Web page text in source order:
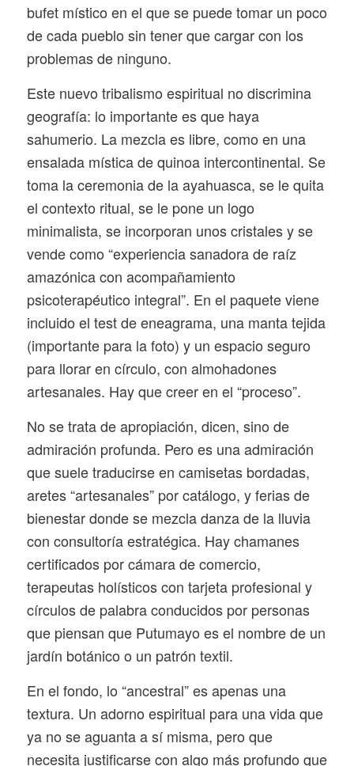
bufet místico en el que se puede tomar un poco
de cada pueblo sin tener que cargar con los
problemas de ninguno.
Este nuevo tribalismo espiritual no discrimina
geografía: lo importante es que haya
sahumerio. La mezcla es libre, como en una
ensalada mística de quinoa intercontinental. Se
toma la ceremonia de la ayahuasca, se le quita
el contexto ritual, se le pone un logo
minimalista, se incorporan unos cristales y se
vende como “experiencia sanadora de raíz
amazónica con acompañamiento
psicoterapéutico integral”. En el paquete viene
incluido el test de eneagrama, una manta tejida
(importante para la foto) y un espacio seguro
para llorar en círculo, con almohadones
artesanales. Hay que creer en el “proceso”.
No se trata de apropiación, dicen, sino de
admiración profunda. Pero es una admiración
que suele traducirse en camisetas bordadas,
aretes “artesanales” por catálogo, y ferias de
bienestar donde se mezcla danza de la lluvia
con consultoría estratégica. Hay chamanes
certificados por cámara de comercio,
terapeutas holísticos con tarjeta profesional y
círculos de palabra conducidos por personas
que piensan que Putumayo es el nombre de un
jardín botánico o un patrón textil.
En el fondo, lo “ancestral” es apenas una
textura. Un adorno espiritual para una vida que
ya no se aguanta a sí misma, pero que
necesita justificarse con algo más profundo que